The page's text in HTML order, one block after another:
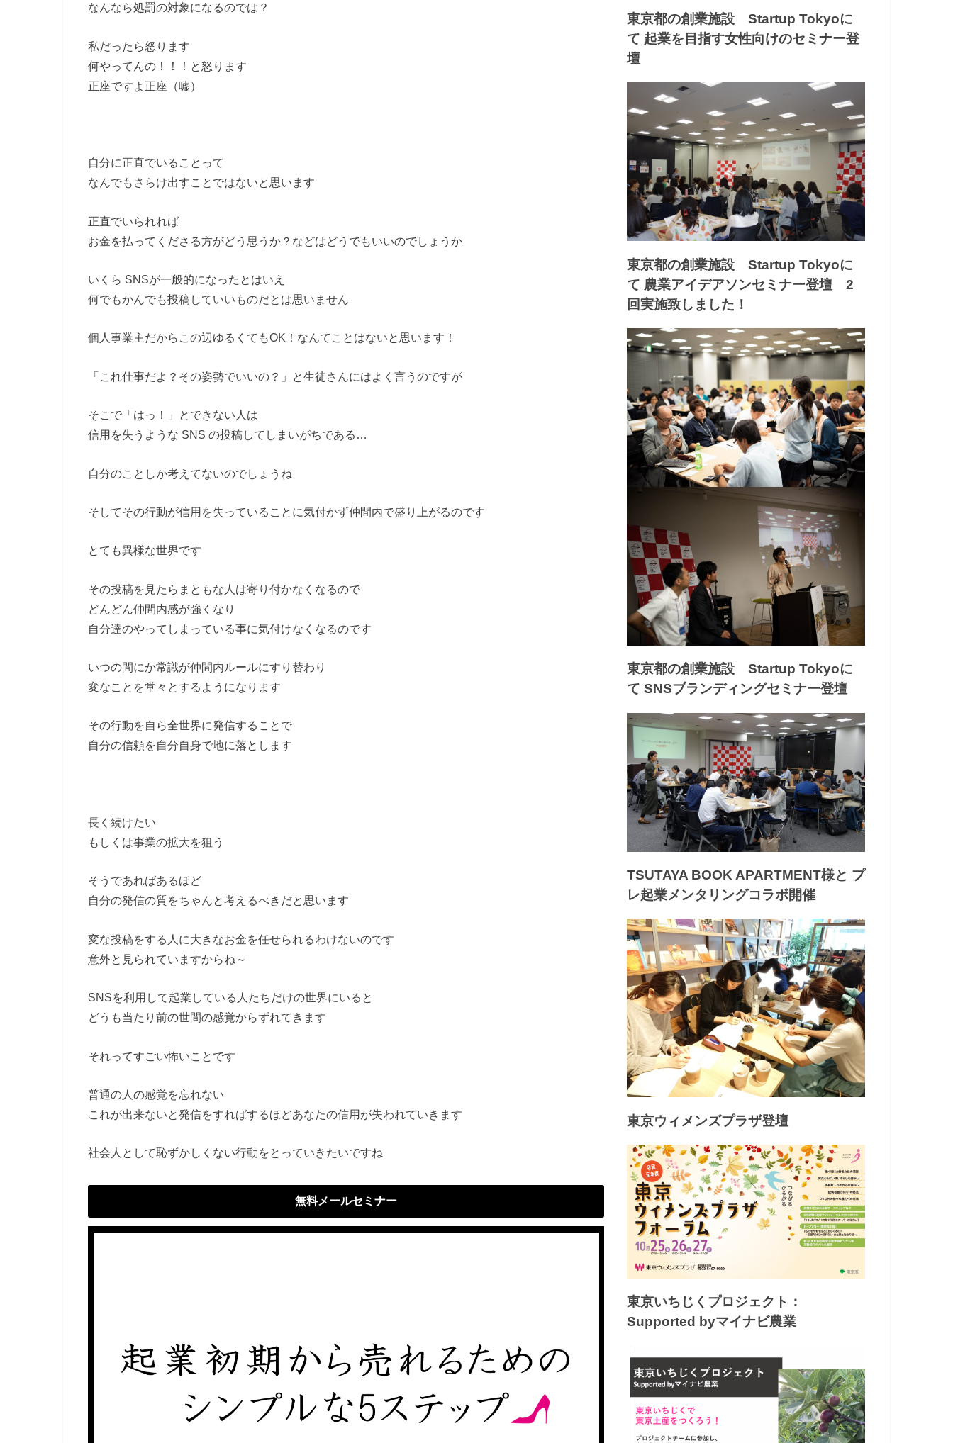
なんなら処罰の対象になるのでは？
私だったら怒ります
何やってんの！！！と怒ります
正座ですよ正座（嘘）
自分に正直でいることって
なんでもさらけ出すことではないと思います
正直でいられれば
お金を払ってくださる方がどう思うか？などはどうでもいいのでしょうか
いくら SNSが一般的になったとはいえ
何でもかんでも投稿していいものだとは思いません
個人事業主だからこの辺ゆるくてもOK！なんてことはないと思います！
「これ仕事だよ？その姿勢でいいの？」と生徒さんにはよく言うのですが
そこで「はっ！」とできない人は
信用を失うような SNS の投稿してしまいがちである…
自分のことしか考えてないのでしょうね
そしてその行動が信用を失っていることに気付かず仲間内で盛り上がるのです
とても異様な世界です
その投稿を見たらまともな人は寄り付かなくなるので
どんどん仲間内感が強くなり
自分達のやってしまっている事に気付けなくなるのです
いつの間にか常識が仲間内ルールにすり替わり
変なことを堂々とするようになります
その行動を自ら全世界に発信することで
自分の信頼を自分自身で地に落とします
長く続けたい
もしくは事業の拡大を狙う
そうであればあるほど
自分の発信の質をちゃんと考えるべきだと思います
変な投稿をする人に大きなお金を任せられるわけないのです
意外と見られていますからね～
SNSを利用して起業している人たちだけの世界にいると
どうも当たり前の世間の感覚からずれてきます
それってすごい怖いことです
普通の人の感覚を忘れない
これが出来ないと発信をすればするほどあなたの信用が失われていきます
社会人として恥ずかしくない行動をとっていきたいですね
無料メールセミナー
東京都の創業施設 Startup Tokyoに
て 起業を目指す女性向けのセミナー登
壇
東京都の創業施設 Startup Tokyoに
て 農業アイデアソンセミナー登壇 2
回実施致しました！
東京都の創業施設 Startup Tokyoに
て SNSブランディングセミナー登壇
TSUTAYA BOOK APARTMENT様と プ
レ起業メンタリングコラボ開催
東京ウィメンズプラザ登壇
東京いちじくプロジェクト：
Supported byマイナビ農業